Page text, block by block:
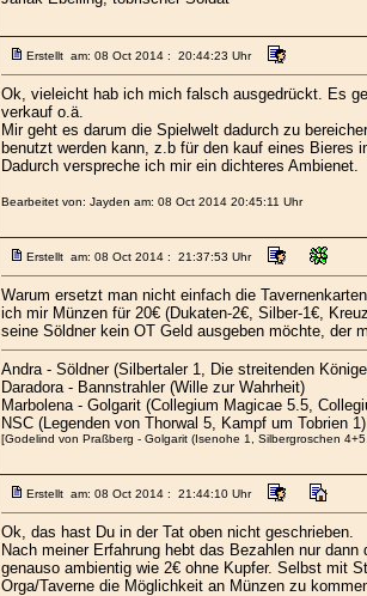
Erstellt am: 08 Oct 2014 : 20:44:23 Uhr
Ok, vieleicht hab ich mich falsch ausgedrückt. Es
verkauf o.ä.
Mir geht es darum die Spielwelt dadurch zu
benutzt werden kann, z.b für den kauf eines Bieres
Dadurch verspreche ich mir ein dichteres Ambienet.
Bearbeitet von: Jayden am: 08 Oct 2014 20:45:11 Uhr
Erstellt am: 08 Oct 2014 : 21:37:53 Uhr
Warum ersetzt man nicht einfach die
ich mir Münzen für 20€ (Dukaten-2€, Silber-1€,
seine Söldner kein OT Geld ausgeben möchte, der
Andra - Söldner (Silbertaler 1, Die streitenden
Daradora - Bannstrahler (Wille zur Wahrheit)
Marbolena - Golgarit (Collegium Magicae 5.5,
NSC (Legenden von Thorwal 5, Kampf um Tobrien 1)
[Godelind von Praßberg - Golgarit (Isenohe 1, Silbergroschen
Erstellt am: 08 Oct 2014 : 21:44:10 Uhr
Ok, das hast Du in der Tat oben nicht geschrieben.
Nach meiner Erfahrung hebt das Bezahlen nur
genauso ambientig wie 2€ ohne Kupfer. Selbst mit
Orga/Taverne die Möglichkeit an Münzen zu